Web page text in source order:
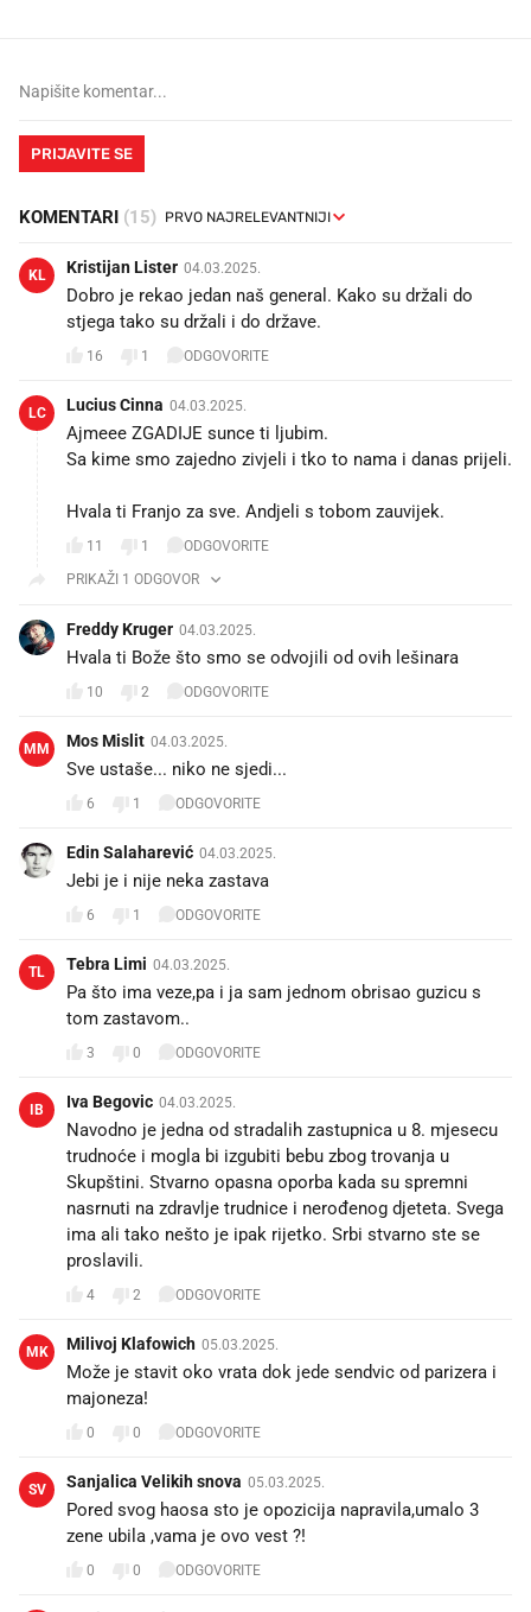
PRIJAVITE SE
KOMENTARI (15)
KL Kristijan Lister 04.03.2025.
Dobro je rekao jedan naš general. Kako su držali do
stjega tako su držali i do države.
16 1 ODGOVORITE
LC Lucius Cinna 04.03.2025.
Ajmeee ZGADIJE sunce ti ljubim.
Sa kime smo zajedno zivjeli i tko to nama i danas prijeli.
Hvala ti Franjo za sve. Andjeli s tobom zauvijek.
11 1
ODGOVORITE
PRIKAŽI 1 ODGOVOR
Freddy Kruger 04.03.2025.
Hvala ti Bože što smo se odvojili od ovih lešinara🙏🙏
10 2 ODGOVORITE
MM Mos Mislit 04.03.2025.
Sve ustaše... niko ne sjedi...
6 1 ODGOVORITE
Edin Salaharević 04.03.2025.
Jebi je i nije neka zastava
6 1 ODGOVORITE
TL Tebra Limi 04.03.2025.
Pa što ima veze,pa i ja sam jednom obrisao guzicu s
tom zastavom..
3 0 ODGOVORITE
IB Iva Begovic 04.03.2025.
Navodno je jedna od stradalih zastupnica u 8. mjesecu
trudnoće i mogla bi izgubiti bebu zbog trovanja u
Skupštini. Stvarno opasna oporba kada su spremni
nasrnuti na zdravlje trudnice i nerođenog djeteta. Svega
ima ali tako nešto je ipak rijetko. Srbi stvarno ste se
proslavili.
4 2 ODGOVORITE
MK Milivoj Klafowich 05.03.2025.
Može je stavit oko vrata dok jede sendvic od parizera i
majoneza!
0 0 ODGOVORITE
SV Sanjalica Velikih snova 05.03.2025.
Pored svog haosa sto je opozicija napravila,umalo 3
zene ubila ,vama je ovo vest ?!
0 0 ODGOVORITE